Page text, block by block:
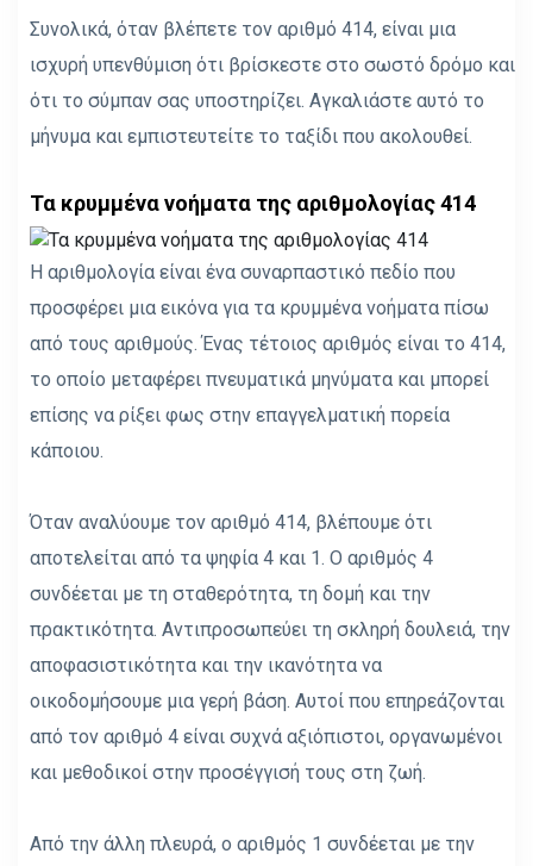
Συνολικά, όταν βλέπετε τον αριθμό 414, είναι μια
ισχυρή υπενθύμιση ότι βρίσκεστε στο σωστό δρόμο και
ότι το σύμπαν σας υποστηρίζει. Αγκαλιάστε αυτό το
μήνυμα και εμπιστευτείτε το ταξίδι που ακολουθεί.
Τα κρυμμένα νοήματα της αριθμολογίας 414
Η αριθμολογία είναι ένα συναρπαστικό πεδίο που
προσφέρει μια εικόνα για τα κρυμμένα νοήματα πίσω
από τους αριθμούς. Ένας τέτοιος αριθμός είναι το 414,
το οποίο μεταφέρει πνευματικά μηνύματα και μπορεί
επίσης να ρίξει φως στην επαγγελματική πορεία
κάποιου.
Όταν αναλύουμε τον αριθμό 414, βλέπουμε ότι
αποτελείται από τα ψηφία 4 και 1. Ο αριθμός 4
συνδέεται με τη σταθερότητα, τη δομή και την
πρακτικότητα. Αντιπροσωπεύει τη σκληρή δουλειά, την
αποφασιστικότητα και την ικανότητα να
οικοδομήσουμε μια γερή βάση. Αυτοί που επηρεάζονται
από τον αριθμό 4 είναι συχνά αξιόπιστοι, οργανωμένοι
και μεθοδικοί στην προσέγγισή τους στη ζωή.
Από την άλλη πλευρά, ο αριθμός 1 συνδέεται με την